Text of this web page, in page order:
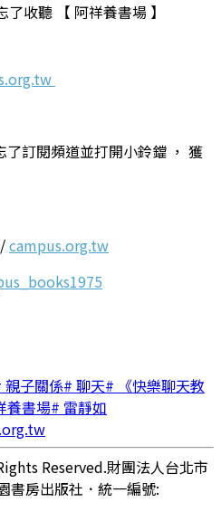
收聽 【 阿祥養書場 】
了訂閱頻道並打開小鈴鐺 ， 獲
campus.org.tw
親子關係# 聊天# 《快樂聊天教
養書場# 雷靜如
Reserved.財團法人台北市
書房出版社 ． 統一編號: